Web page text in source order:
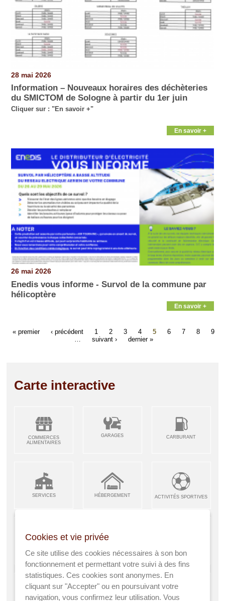
28 mai 2026
Information – Nouveaux horaires des déchèteries
du SMICTOM de Sologne à partir du 1er juin
Cliquer sur : "En savoir +"
En savoir +
26 mai 2026
Enedis vous informe - Survol de la commune par
hélicoptère
En savoir +
« premier ‹ précédent 1 2 3 4 5 6 7 8
9
suivant › dernier »
Carte interactive
COMMERCES
ALIMENTAIRES
GARAGES CARBURANT
SERVICES HÉBERGEMENT ACTIVITÉS SPORTIVES
ARTISANS &
INDUSTRIES
RESTAURANTS CAFÉS ENFANCE JEUNESSE
Cookies et vie privée
Ce site utilise des cookies nécessaires à son bon
fonctionnement et permettant votre suivi à des fins
statistiques. Ces cookies sont anonymes. En
cliquant sur "Accepter" ou en poursuivant votre
navigation, vous confirmez leur utilisation. Vous